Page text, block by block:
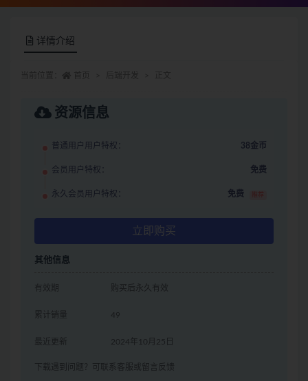
详情介绍
资源信息
普通用户用户特权： 38金币
会员用户特权： 免费
永久会员用户特权： 免费 推荐
立即购买
其他信息
有效期 购买后永久有效
累计销量 49
最近更新 2024年10月25日
下载遇到问题？可联系客服或留言反馈